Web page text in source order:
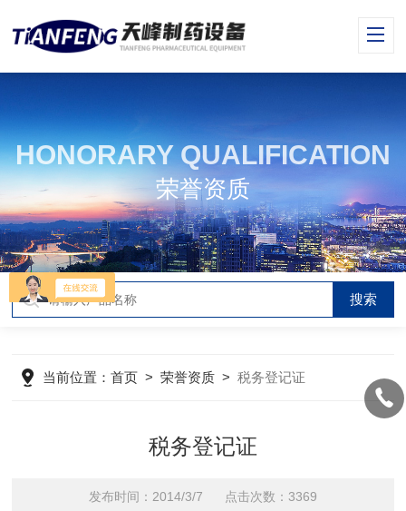
HONORARY QUALIFICATION
荣誉资质
当前位置：首页 >荣誉资质 >税务登记证
税务登记证
发布时间：2014/3/7 点击次数：3369